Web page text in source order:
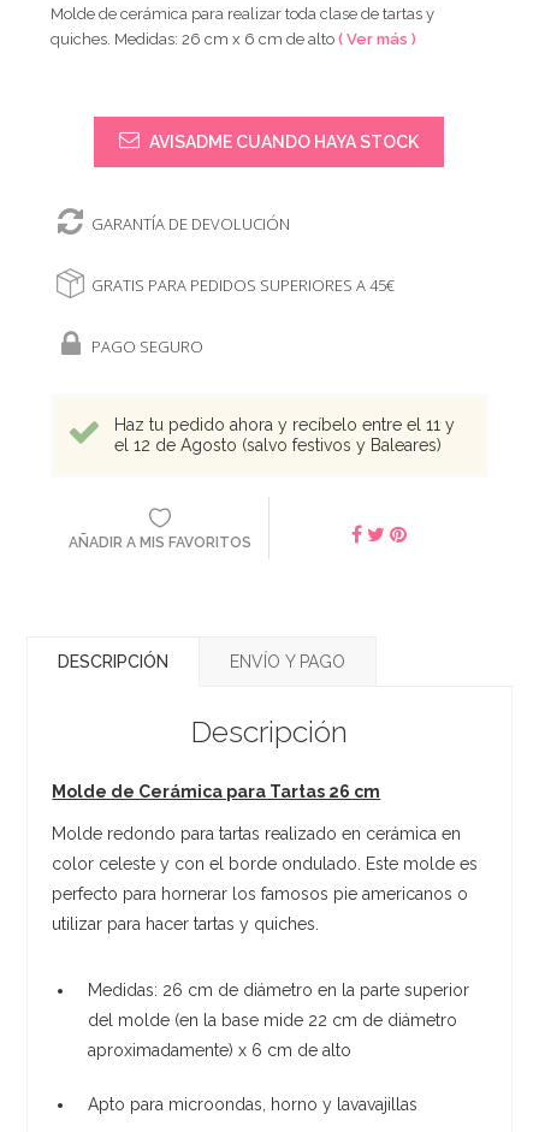
Molde de cerámica para realizar toda clase de tartas y
quiches. Medidas: 26 cm x 6 cm de alto( Ver más )
AVISADME CUANDO HAYA STOCK
GARANTÍA DE DEVOLUCIÓN
GRATIS PARA PEDIDOS SUPERIORES A 45€
PAGO SEGURO
Haz tu pedido ahora y recíbelo entre el 11 y
el 12 de Agosto (salvo festivos y Baleares)
AÑADIR A MIS FAVORITOS
DESCRIPCIÓN ENVÍO Y PAGO
Descripción
Molde de Cerámica para Tartas 26 cm
Molde redondo para tartas realizado en cerámica en
color celeste y con el borde ondulado. Este molde es
perfecto para hornerar los famosos pie americanos o
utilizar para hacer tartas y quiches.
Medidas: 26 cm de diámetro en la parte superior
del molde (en la base mide 22 cm de diámetro
aproximadamente) x 6 cm de alto
Apto para microondas, horno y lavavajillas